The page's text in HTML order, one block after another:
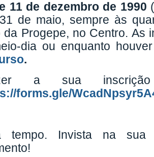
11 de dezembro de 1990
de maio, sempre às
da Progepe, no Centro.
dia ou enquanto
.
a sua
forms.gle/
tempo. Invista na sua